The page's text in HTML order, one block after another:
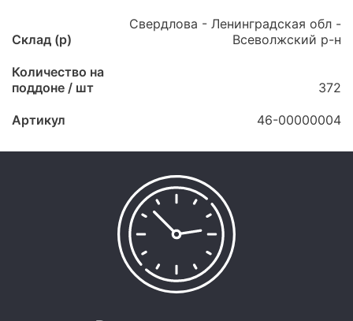
Склад (p)
Свердлова - Ленинградская обл -
Всеволжский р-н
Количество на
поддоне / шт
372
Артикул 46-00000004